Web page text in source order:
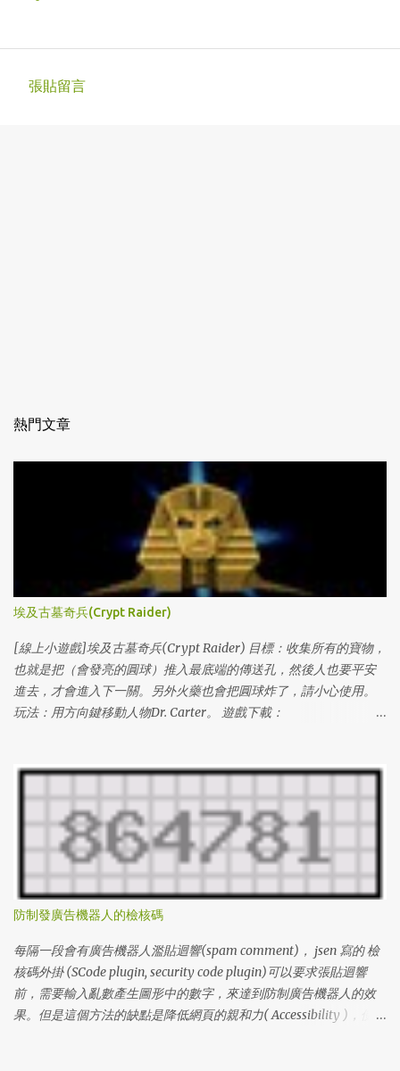
張貼留言
熱門文章
埃及古墓奇兵(Crypt Raider)
[線上小遊戲]埃及古墓奇兵(Crypt Raider) 目標：收集所有的寶物，
也就是把（會發亮的圓球）推入最底端的傳送孔，然後人也要平安
進去，才會進入下一關。另外火藥也會把圓球炸了，請小心使用。
玩法：用方向鍵移動人物Dr. Carter。 遊戲下載：
100) & levelcodes) 1 l3VIFNXL6O0 2 l1GDCJTH4BU 3 lDIIBX80DTS
4 lZ4DJKCGM46 5 lY8BUJAAHML 6 l3DQ84AHPJ2 7
lUATCLAZHAU 8 lKPU91XGSMG 9 lXPQ5V9CO5S 10 lPXAA197342
11 lUZLUV05WJ5 12 lIHFREW7HFB 13 l8I1NH0NLMS 14
lL0LOD3SNZQ 15 lV9HLCQJW0Z 16 lWVJKG7WORV 17
lCFF6Z4PWAQ 21 lS3F44JY4LG 22 lMCY5EP0UDX 23 lSVIXSLLG49
24 l6PEUSYSJ3I 25 lU6I3685MLA 26 lA99B9759UZ 27
lI6BN8BHK5E 28 lLWB65SAYF1 29 lRVWMYMRB4F 30
l2VRIKKRJXL 31 l6R96LV6DI4 32 lZF72GXQZNZ 33 l65EZUDIEPY
34 lDA13UNFJIA 35 lM55VJPWZXS 36 l2BYN8X5WMB 37
l477S23DCHQ 38 lKZREX9NC48 39 lT54PBR00R0 40
防制發廣告機器人的檢核碼
每隔一段會有廣告機器人濫貼迴響(spam comment)， jsen 寫的 檢
核碼外掛 (SCode plugin, security code plugin)可以要求張貼迴響
前，需要輸入亂數產生圖形中的數字，來達到防制廣告機器人的效
果。但是這個方法的缺點是降低網頁的親和力( Accessibility )，使得